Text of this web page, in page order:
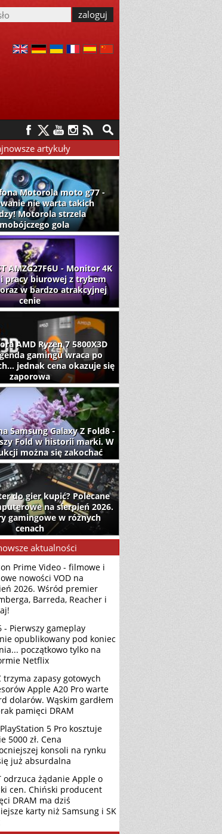
artykuły
Motorola moto g77 -
nie warta takich
Motorola strzela
gola
AMZG27F6U - Monitor 4K
i pracy biurowej z trybem
w bardzo atrakcyjnej
cenie
AMD Ryzen 7 5800X3D
gamingu wraca po
jednak cena okazuje się
zaporowa
Samsung Galaxy Z Fold8 -
Fold w historii marki. W
można się zakochać
do gier kupić? Polecane
na sierpień 2026.
gamingowe w różnych
cenach
aktualności
Prime Video - filmowe i
nowości VOD na
2026. Wśród premier
Barreda, Reacher i
- Pierwszy gameplay
opublikowany pod koniec
początkowo tylko na
Netflix
trzyma zapasy gotowych
Apple A20 Pro warte
dolarów. Wąskim gardłem
pamięci DRAM
5 Pro kosztuje
5000 zł. Cena
konsoli na rynku
już absurdalna
odrzuca żądanie Apple o
cen. Chiński producent
DRAM ma dziś
karty niż Samsung i SK